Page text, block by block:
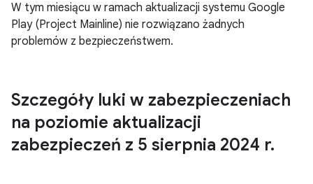
W tym miesiącu w ramach aktualizacji systemu Google
Play (Project Mainline) nie rozwiązano żadnych
problemów z bezpieczeństwem.
Szczegóły luki w zabezpieczeniach
na poziomie aktualizacji
zabezpieczeń z 5 sierpnia 2024 r.